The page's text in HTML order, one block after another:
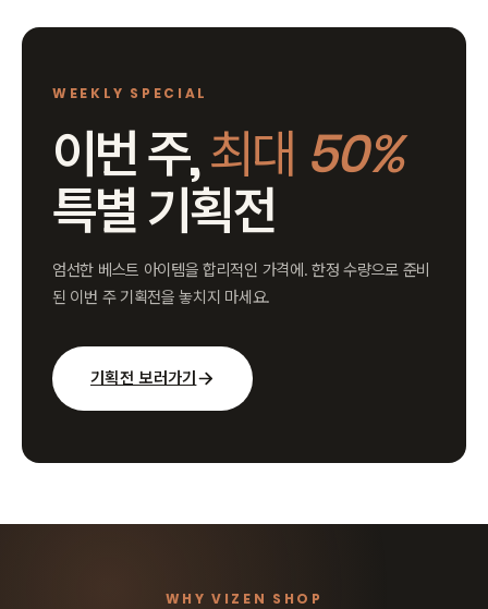
WEEKLY SPECIAL
이번 주,최대 50%
특별 기획전
엄선한 베스트 아이템을 합리적인 가격에. 한정 수량으로 준비
된 이번 주 기획전을 놓치지 마세요.
기획전 보러가기
WHY VIZEN SHOP